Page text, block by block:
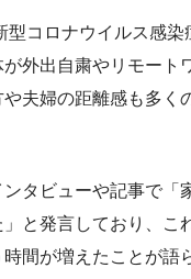
型コロナウイルス感染
外出自粛やリモート
夫婦の距離感も多く
タビューや記事で「
と発言しており、こ
間が増えたことが語